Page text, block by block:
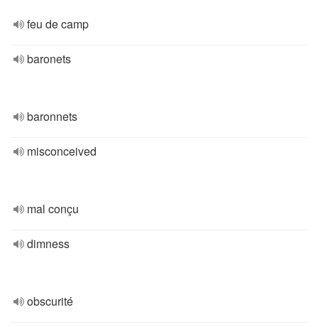
feu de camp
baronets
baronnets
misconceived
mal conçu
dimness
obscurité